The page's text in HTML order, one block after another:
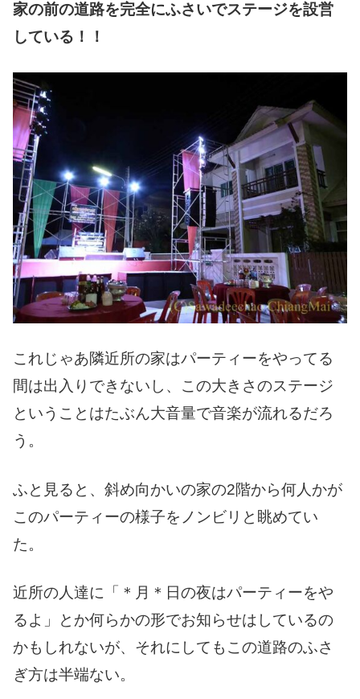
家の前の道路を完全にふさいでステージを設営
している！！
これじゃあ隣近所の家はパーティーをやってる
間は出入りできないし、この大きさのステージ
ということはたぶん大音量で音楽が流れるだろ
う。
ふと見ると、斜め向かいの家の2階から何人かが
このパーティーの様子をノンビリと眺めてい
た。
近所の人達に「＊月＊日の夜はパーティーをや
るよ」とか何らかの形でお知らせはしているの
かもしれないが、それにしてもこの道路のふさ
ぎ方は半端ない。